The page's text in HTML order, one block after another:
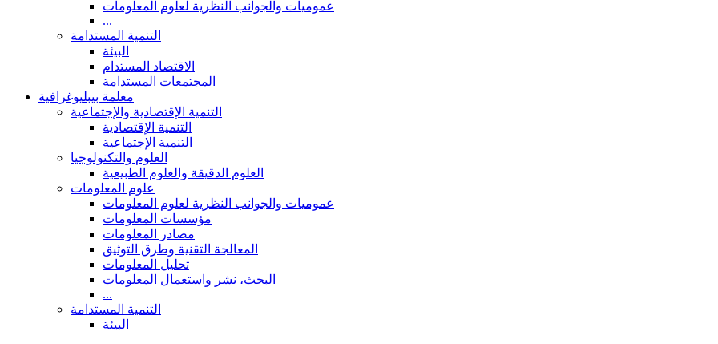
عموميات والجوانب النظرية لعلوم المعلومات
...
التنمية المستدامة
البيئة
الاقتصاد المستدام
المجتمعات المستدامة
معلمة بيبليوغرافية
التنمية الإقتصادية والإجتماعية
التنمية الإقتصادية
التنمية الإجتماعية
العلوم والتكنولوجيا
العلوم الدقيقة والعلوم الطبيعية
علوم المعلومات
عموميات والجوانب النظرية لعلوم المعلومات
مؤسسات المعلومات
مصادر المعلومات
المعالجة التقنية وطرق التوثيق
تحليل المعلومات
البحث، نشر واستعمال المعلومات
...
التنمية المستدامة
البيئة